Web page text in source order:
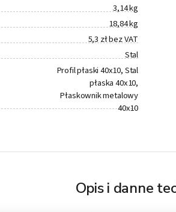
3,14 kg
18,84 kg
5,3 zł bez VAT
Stal
Profil płaski 40x10, Stal
płaska 40x10,
Płaskownik metalowy
40x10
Opis i danne